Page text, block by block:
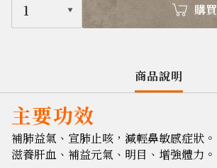
1 購買
商品說明
主要功效
補肺益氣、宣肺止咳，減輕鼻敏感症狀。
滋養肝血、補益元氣、明目、增強體力。